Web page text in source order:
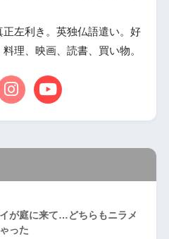
正左利き。英独仏語遣い。好
理、映画、読書、買い物。
が庭に来て…どちらもニラメ
った